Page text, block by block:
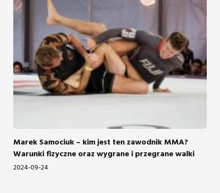
Marek Samociuk – kim jest ten zawodnik MMA?
Warunki fizyczne oraz wygrane i przegrane walki
2024-09-24